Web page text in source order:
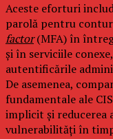
Aceste eforturi
parolă pentru
factor(MFA) în
și în serviciile
autentificările
De asemenea,
fundamentale ale
implicit și reducerea
vulnerabilități în